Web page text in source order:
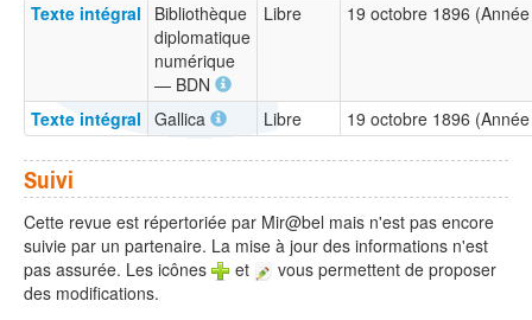
Texte intégral
Bibliothèque
diplomatique
numérique
— BDN
Libre 19 octobre 1896
Texte intégral Gallica Libre 19 octobre 1896
Suivi
Cette revue est répertoriée par Mir@bel mais n'est pas encore
suivie par un partenaire. La mise à jour des informations n'est
pas assurée. Les icônes
et
vous permettent de proposer
des modifications.